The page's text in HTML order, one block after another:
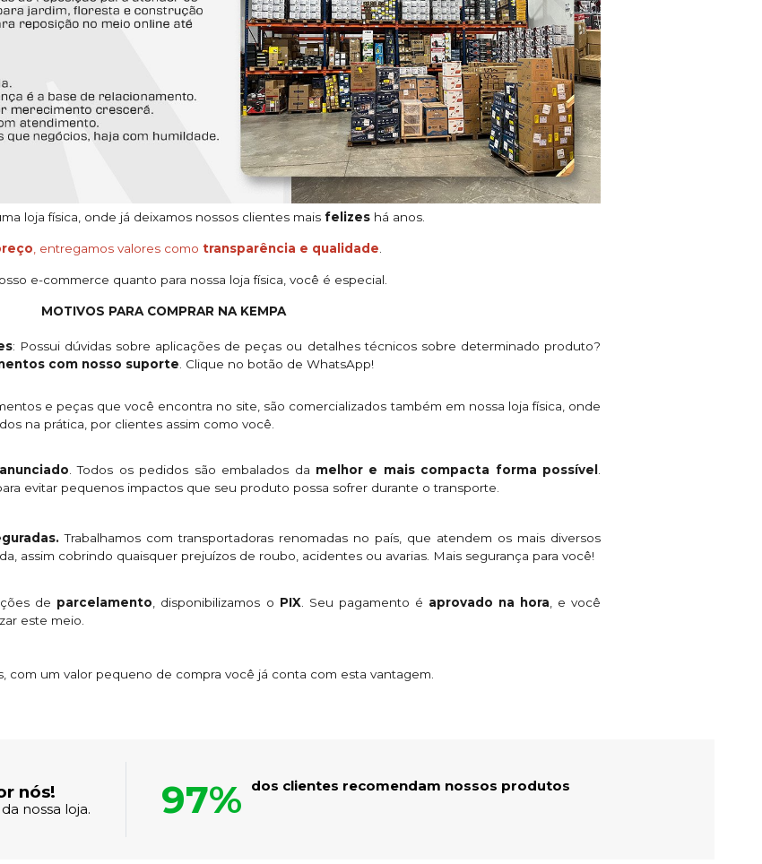
loja física, onde já deixamos nossos clientes mais felizeshá anos.
, entregamos valores como transparência e qualidade.
e-commerce quanto para nossa loja física, você é especial.
MOTIVOS PARA COMPRAR NA KEMPA
: Possui dúvidas sobre aplicações de peças ou detalhes técnicos sobre determinado produto?
com nosso suporte. Clique no botão de WhatsApp!
e peças que você encontra no site, são comercializados também em nossa loja física, onde
na prática, por clientes assim como você.
. Todos os pedidos são embalados da melhor e mais compacta forma possível .
evitar pequenos impactos que seu produto possa sofrer durante o transporte.
Trabalhamos com transportadoras renomadas no país, que atendem os mais diversos
assim cobrindo quaisquer prejuízos de roubo, acidentes ou avarias. Mais segurança para você!
de parcelamento, disponibilizamos o PIX. Seu pagamento é aprovado na hora, e você
este meio.
com um valor pequeno de compra você já conta com esta vantagem.
nós!
nossa loja. 97% dos clientes recomendam nossos produtos